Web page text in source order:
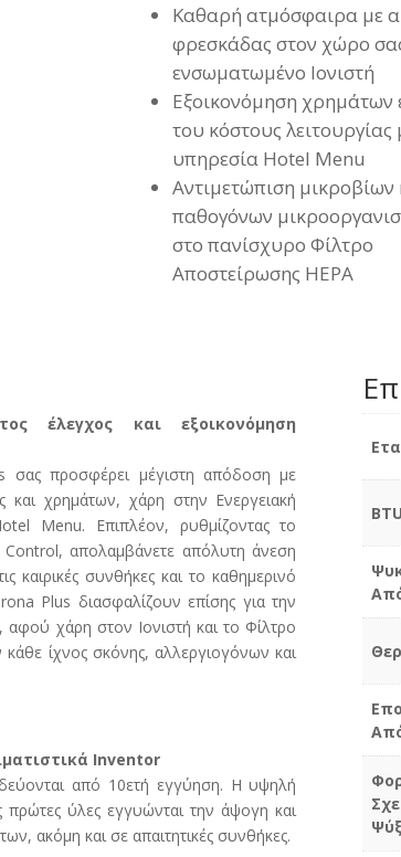
Καθαρή ατμόσφαιρα με
φρεσκάδας στον χώρο
ενσωματωμένο Ιονιστή
Εξοικονόμηση χρημάτων
του κόστους λειτουργίας
υπηρεσία Hotel Menu
Αντιμετώπιση μικροβίων
παθογόνων
στο πανίσχυρο Φίλτρο
Αποστείρωσης HEPA
έλεγχος και εξοικονόμηση
σας προσφέρει μέγιστη απόδοση με
και χρημάτων, χάρη στην Ενεργειακή
Menu. Επιπλέον, ρυθμίζοντας το
Control, απολαμβάνετε απόλυτη άνεση
καιρικές συνθήκες και το καθημερινό
Plus διασφαλίζουν επίσης για την
χάρη στον Ιονιστή και το Φίλτρο
ίχνος σκόνης, αλλεργιογόνων και
Inventor
από 10ετή εγγύηση. Η υψηλή
πρώτες ύλες εγγυώνται την άψογη και
ακόμη και σε απαιτητικές συνθήκες.
BTU